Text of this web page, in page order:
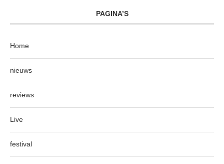
PAGINA’S
Home
nieuws
reviews
Live
festival